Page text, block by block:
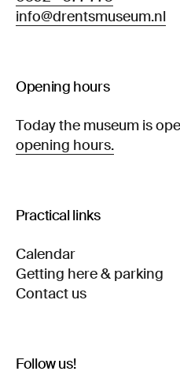
info@drentsmuseum.nl
Opening hours
Today the museum is
opening hours.
Practical links
Calendar
Getting here & parking
Contact us
Follow us!